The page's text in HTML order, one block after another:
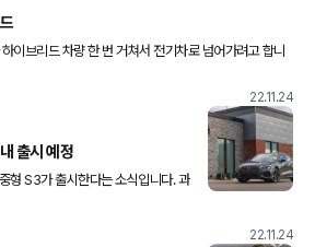
이브리드 차량 한 번 거쳐서 전기차로 넘어가려고 합니
22.11.24
출시 예정
다. 과
게이트부
22.11.24